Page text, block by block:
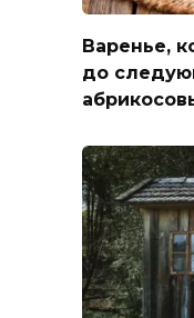
Варенье,
до